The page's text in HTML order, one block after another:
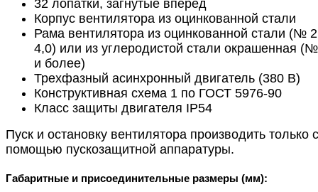
32 лопатки, загнутые вперед
Корпус вентилятора из оцинкованной стали
Рама вентилятора из оцинкованной стали (№
4,0) или из углеродистой стали окрашенная
и более)
Трехфазный асинхронный двигатель (380 В)
Конструктивная схема 1 по ГОСТ 5976-90
Класс защиты двигателя IP54
Пуск и остановку вентилятора производить только с
помощью пускозащитной аппаратуры.
Габаритные и присоединительные размеры (мм):